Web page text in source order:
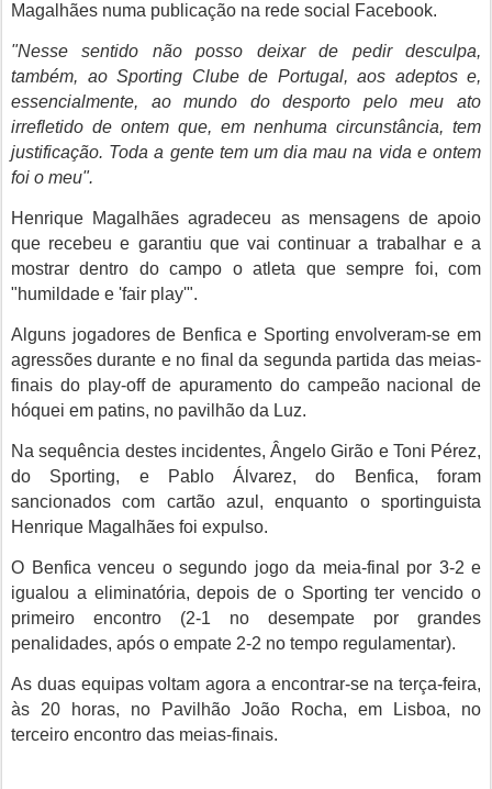
Magalhães numa publicação na rede social Facebook.
"Nesse sentido não posso deixar de pedir desculpa,
também, ao Sporting Clube de Portugal, aos adeptos e,
essencialmente, ao mundo do desporto pelo meu ato
irrefletido de ontem que, em nenhuma circunstância, tem
justificação. Toda a gente tem um dia mau na vida e ontem
foi o meu".
Henrique Magalhães agradeceu as mensagens de apoio
que recebeu e garantiu que vai continuar a trabalhar e a
mostrar dentro do campo o atleta que sempre foi, com
"humildade e 'fair play'".
Alguns jogadores de Benfica e Sporting envolveram-se em
agressões durante e no final da segunda partida das meias-
finais do play-off de apuramento do campeão nacional de
hóquei em patins, no pavilhão da Luz.
Na sequência destes incidentes, Ângelo Girão e Toni Pérez,
do Sporting, e Pablo Álvarez, do Benfica, foram
sancionados com cartão azul, enquanto o sportinguista
Henrique Magalhães foi expulso.
O Benfica venceu o segundo jogo da meia-final por 3-2 e
igualou a eliminatória, depois de o Sporting ter vencido o
primeiro encontro (2-1 no desempate por grandes
penalidades, após o empate 2-2 no tempo regulamentar).
As duas equipas voltam agora a encontrar-se na terça-feira,
às 20 horas, no Pavilhão João Rocha, em Lisboa, no
terceiro encontro das meias-finais.